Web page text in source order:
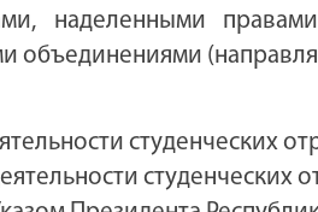
наделенными
объединениями
студенческих
студенческих